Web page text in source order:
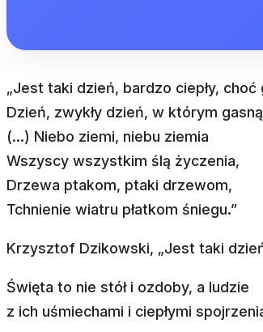
„Jest taki dzień, bardzo ciepły, choć
Dzień, zwykły dzień, w którym
(…) Niebo ziemi, niebu ziemia
Wszyscy wszystkim ślą życzenia,
Drzewa ptakom, ptaki drzewom,
Tchnienie wiatru płatkom śniegu.”
Krzysztof Dzikowski, „Jest taki
Święta to nie stół i ozdoby, a ludzie
z ich uśmiechami i ciepłymi